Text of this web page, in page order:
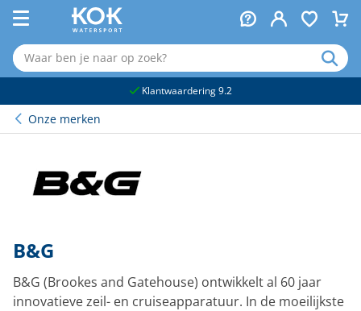
Klantwaardering 9.2
Onze merken
B&G
B&G (Brookes and Gatehouse) ontwikkelt al 60 jaar
innovatieve zeil- en cruiseapparatuur. In de moeilijkste